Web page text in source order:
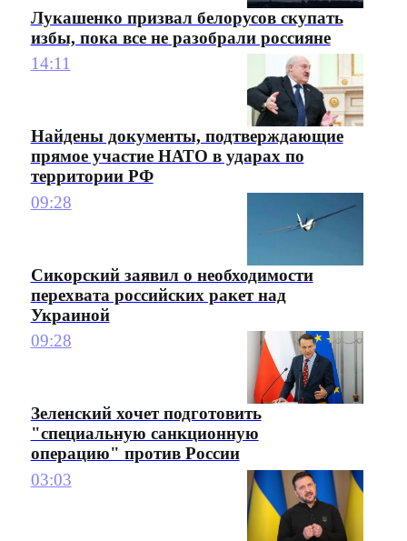
Лукашенко призвал белорусов скупать
избы, пока все не разобрали россияне
14:11
Найдены документы, подтверждающие
прямое участие НАТО в ударах по
территории РФ
09:28
Сикорский заявил о необходимости
перехвата российских ракет над
Украиной
09:28
Зеленский хочет подготовить
"специальную санкционную
операцию" против России
03:03